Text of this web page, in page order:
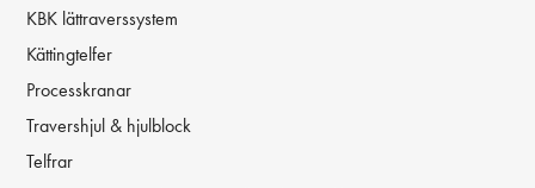
KBK lättraverssystem
Kättingtelfer
Processkranar
Travershjul & hjulblock
Telfrar